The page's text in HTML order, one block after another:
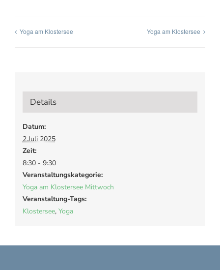
Yoga am Klostersee Yoga am Klostersee
Details
Datum:
2.Juli 2025
Zeit:
8:30 - 9:30
Veranstaltungskategorie:
Yoga am Klostersee Mittwoch
Veranstaltung-Tags:
Klostersee, Yoga